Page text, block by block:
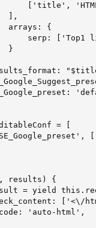
['title',
],
arrays: {
serp: ['Top1
}
= [
results) {
= yield
['<\/
'auto-html',